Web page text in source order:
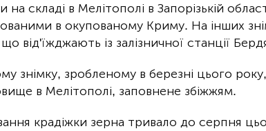
на складі в Мелітополі в Запорізькій
в окупованому Криму. На інших
від'їжджають із залізничної станції
знімку, зробленому в березні цього
в Мелітополі, заповнене збіжжям.
крадіжки зерна тривало до серпня